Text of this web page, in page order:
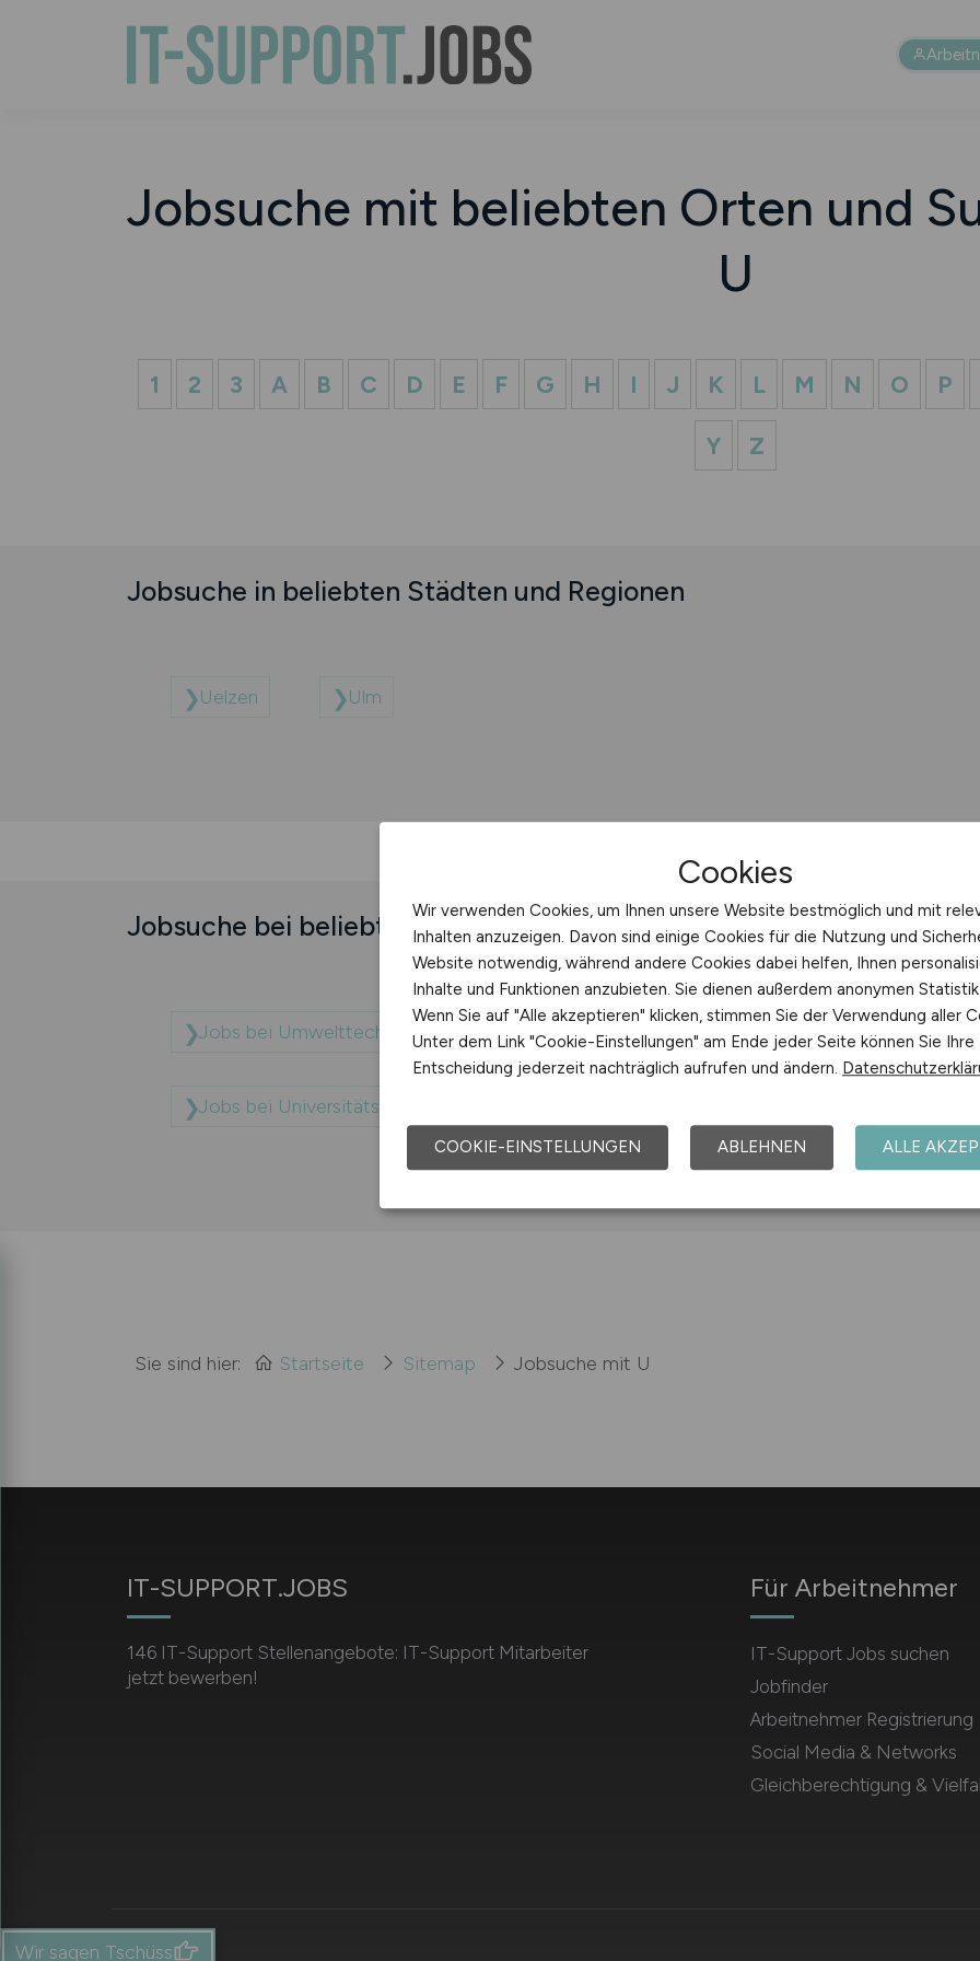
Jobsuche mit beliebten Orten und
U
1 2 3 A B C D E F G H I J K L M N O P
Y Z
Jobsuche in beliebten Städten und Regionen
Uelzen Ulm
Jobsuche bei beliebten Unternehmen
Jobs bei Umwelttechnik BW GmbH Jobs bei Universität der Künste Berlin
Jobs bei Universitätsklinikum Hamburg-Eppendorf
Sie sind hier: Startseite Sitemap Jobsuche mit U
IT-SUPPORT.JOBS
146 IT-Support Stellenangebote: IT-Support Mitarbeiter
jetzt bewerben!
Für Arbeitnehmer
IT-Support Jobs suchen
Jobfinder
Arbeitnehmer Registrierung
Social Media & Networks
Gleichberechtigung &
Wir sagen Tschüss
Cookies
Wir verwenden Cookies, um Ihnen unsere Website bestmöglich und mit
Inhalten anzuzeigen. Davon sind einige Cookies für die Nutzung und
Website notwendig, während andere Cookies dabei helfen, Ihnen
Inhalte und Funktionen anzubieten. Sie dienen außerdem anonymen
Wenn Sie auf "Alle akzeptieren" klicken, stimmen Sie der Verwendung aller
Unter dem Link "Cookie-Einstellungen" am Ende jeder Seite können Sie Ihre
Entscheidung jederzeit nachträglich aufrufen und ändern.
COOKIE-EINSTELLUNGEN ABLEHNEN ALLE